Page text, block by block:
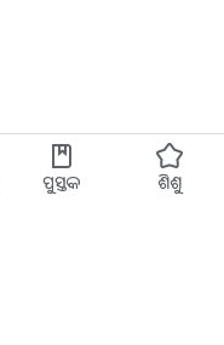
ପୁସ୍ତକ ଶିଶୁ